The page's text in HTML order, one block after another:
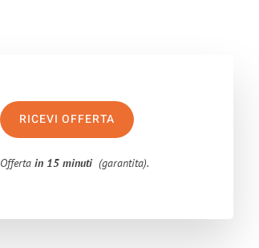
RICEVI OFFERTA
Offertain 15 minuti (garantita).